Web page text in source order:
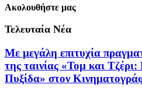
Ακολουθήστε μας
Τελευταία Νέα
Με μεγάλη επιτυχία
της ταινίας «Τομ και
Πυξίδα» στον